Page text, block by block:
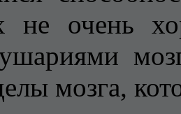
очень
мозга,